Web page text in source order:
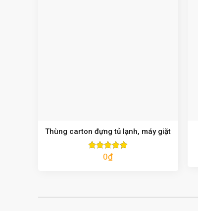
Thùng carton đựng tủ lạnh, máy giặt
Được xếp
0₫